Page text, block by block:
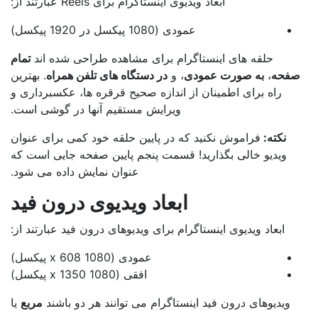
عمودی (1080 پیکسل در 1920 پیکسل)
حلقه های اینستاگرام برای مشاهده طراحی شده اندتمام
،به صورت عمودی، ودر دستگاه های تلفن همراه. بهترین
راه برای اطمینان از اندازه صحیح قرقره ها، عکسبرداری و
ویرایش مستقیم آنها در گوشی است.
نکته:فراموش نکنید که در پایین حلقه خود کمی برای عنوان
ویدیو خالی بگذارید! قسمت پنجم پایین صفحه جایی است که
عنوان نمایش داده می شود.
ابعاد ویدیوی درون فید
ابعاد ویدیوی اینستاگرام برای ویدیوهای درون فید عبارتند از:
عمودی (1080 x 608 پیکسل)
افقی (1080 x 1350 پیکسل)
ویدیوهای درون فید اینستاگرام می توانند هر دو باشندمربع یا